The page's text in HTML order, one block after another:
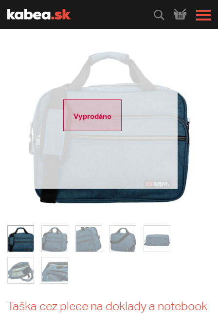
HLEDEJ
Vyprodáno
Taška cez plece na doklady a notebook